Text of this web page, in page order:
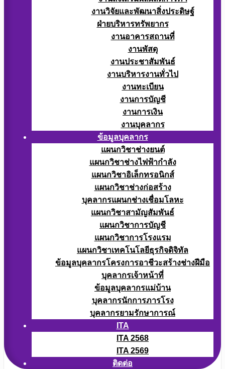
งานวิจัยและพัฒนาสิ่งประดิษฐ์
ฝ่ายบริหารทรัพยากร
งานอาคารสถานที่
งานพัสดุ
งานประชาสัมพันธ์
งานบริหารงานทั่วไป
งานทะเบียน
งานการบัญชี
งานการเงิน
งานบุคลากร
ข้อมูลบุคลากร
แผนกวิชาช่างยนต์
แผนกวิชาช่างไฟฟ้ากำลัง
แผนกวิชาอิเล็กทรอนิกส์
แผนกวิชาช่างก่อสร้าง
บุคลากรแผนกช่างเชื่อมโลหะ
แผนกวิชาสามัญสัมพันธ์
แผนกวิชาการบัญชี
แผนกวิชาการโรงแรม
แผนกวิชาเทคโนโลยีธุรกิจดิจิทัล
ข้อมูลบุคลากรโครงการอาชีวะสร้างช่างฝีมือ
บุคลากรเจ้าหน้าที่
ข้อมูลบุคลากรแม่บ้าน
บุคลากรนักการภารโรง
บุคลากรยามรักษาการณ์
ITA
ITA 2568
ITA 2569
ติดต่อ